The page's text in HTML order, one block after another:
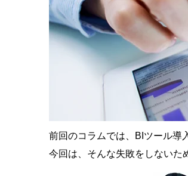
前回のコラムでは、BIツール導
今回は、そんな失敗をしないた